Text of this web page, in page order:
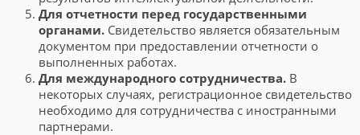
Для отчетности перед государственными
органами. Свидетельство является обязательным
документом при предоставлении отчетности о
выполненных работах.
Для международного сотрудничества. В
некоторых случаях, регистрационное свидетельство
необходимо для сотрудничества с иностранными
партнерами.